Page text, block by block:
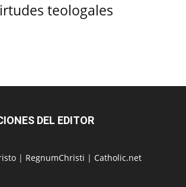
teologales
DEL EDITOR
| RegnumChristi | Catholic.net